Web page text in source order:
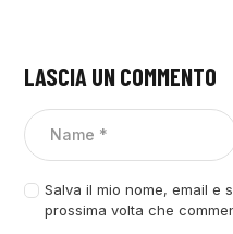
LASCIA UN COMMENTO
Salva il mio nome, email e
prossima volta che